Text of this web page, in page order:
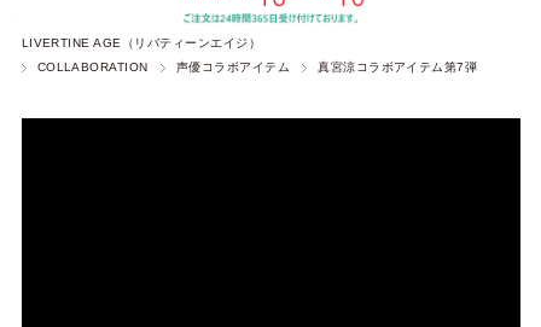
LIVERTINE AGE（リバティーンエイジ）
COLLABORATION
声優コラボアイテム 真宮涼コラボアイテム第7弾